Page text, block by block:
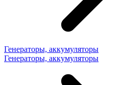
Генераторы, аккумуляторы
Генераторы, аккумуляторы